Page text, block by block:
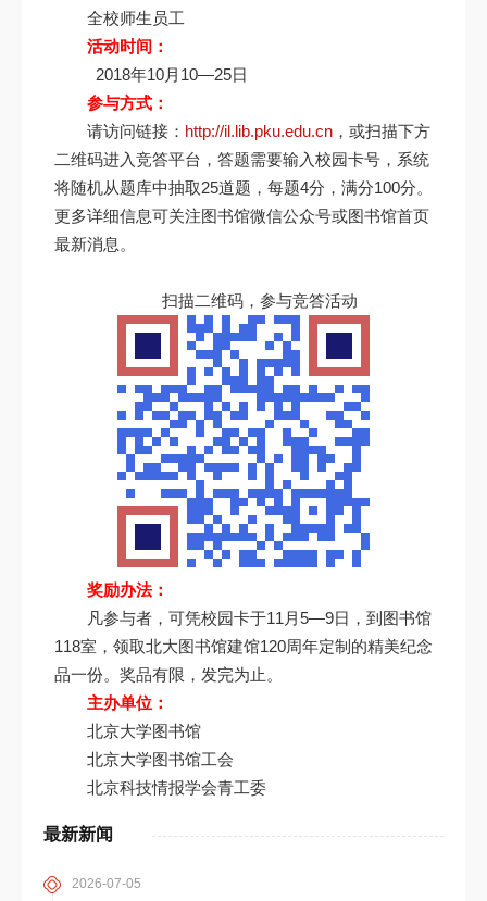
最新新闻
2026-07-05
全校师生员工
活动时间：
2018年10月10—25日
参与方式：
请访问链接： http://il.lib.pku.edu.cn ，或扫描下方
二维码进入竞答平台，答题需要输入校园卡号，系统
将随机从题库中抽取25道题，每题4分，满分100分。
更多详细信息可关注图书馆微信公众号或图书馆首页
最新消息。
扫描二维码，参与竞答活动
奖励办法：
凡参与者，可凭校园卡于11月5—9日，到图书馆
118室，领取北大图书馆建馆120周年定制的精美纪念
品一份。奖品有限，发完为止。
主办单位：
北京大学图书馆
北京大学图书馆工会
北京科技情报学会青工委